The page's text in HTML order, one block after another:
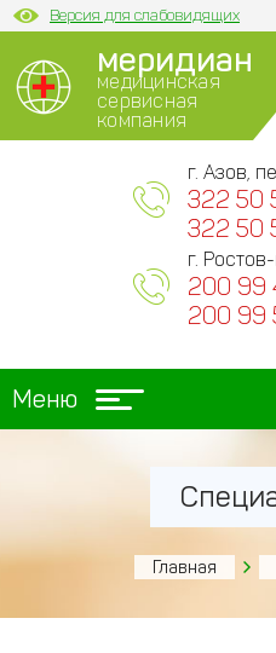
Версия для слабовидящих
меридиан
медицинская
сервисная
компания
г. Азов,
322 50
322 50
г.
200 99
200 99
Меню
Главная